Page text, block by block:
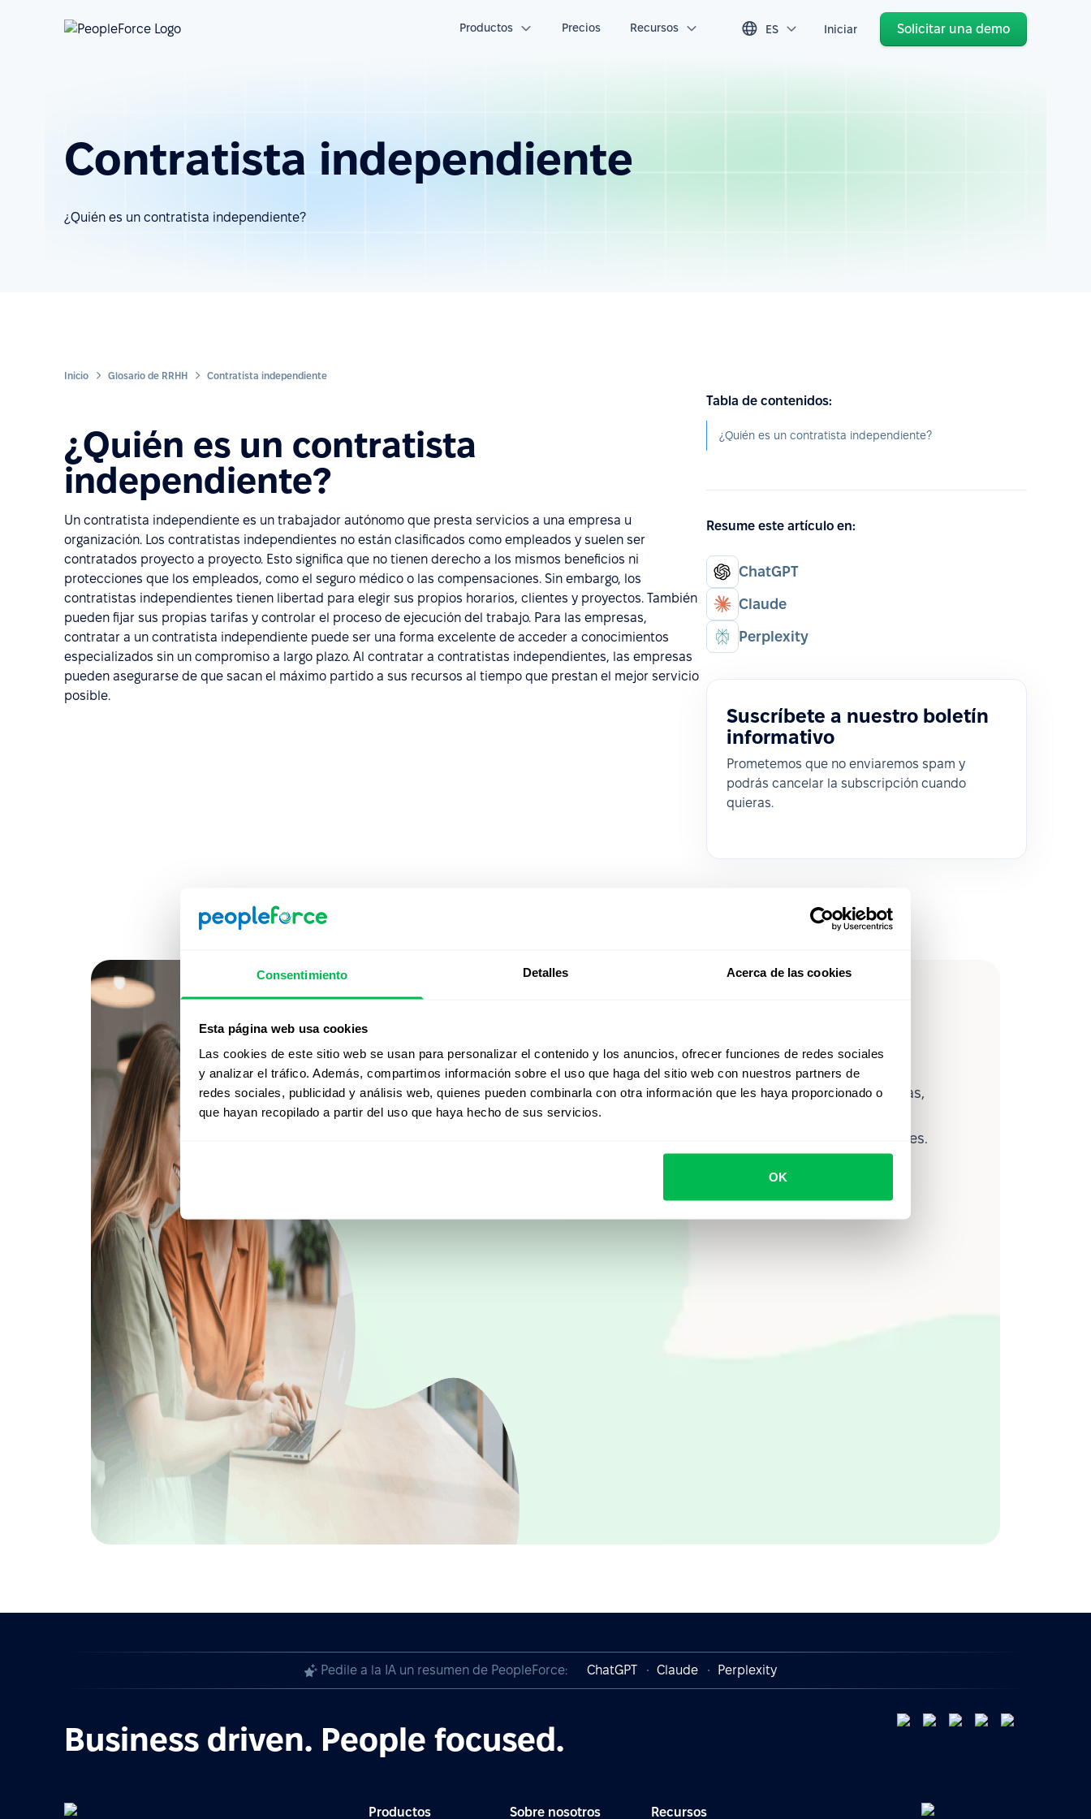
Consentimiento Detalles Acerca de las cookies
Esta página web usa cookies
Las cookies de este sitio web se usan para personalizar el contenido y los anuncios, ofrecer funciones de redes sociales
y analizar el tráfico. Además, compartimos información sobre el uso que haga del sitio web con nuestros partners de
redes sociales, publicidad y análisis web, quienes pueden combinarla con otra información que les haya proporcionado o
que hayan recopilado a partir del uso que haya hecho de sus servicios.
OK
Productos Precios Recursos ES Iniciar Solicitar una demo
Contratista independiente
¿Quién es un contratista independiente?
Inicio Glosario de RRHH Contratista independiente
¿Quién es un contratista
independiente?
Un contratista independiente es un trabajador autónomo que presta servicios a una empresa u
organización. Los contratistas independientes no están clasificados como empleados y suelen ser
contratados proyecto a proyecto. Esto significa que no tienen derecho a los mismos beneficios ni
protecciones que los empleados, como el seguro médico o las compensaciones. Sin embargo, los
contratistas independientes tienen libertad para elegir sus propios horarios, clientes y proyectos. También
pueden fijar sus propias tarifas y controlar el proceso de ejecución del trabajo. Para las empresas,
contratar a un contratista independiente puede ser una forma excelente de acceder a conocimientos
especializados sin un compromiso a largo plazo. Al contratar a contratistas independientes, las empresas
pueden asegurarse de que sacan el máximo partido a sus recursos al tiempo que prestan el mejor servicio
posible.
Tabla de contenidos:
¿Quién es un contratista independiente?
Resume este artículo en:
ChatGPT
Claude
Perplexity
Suscríbete a nuestro boletín
informativo
Prometemos que no enviaremos spam y
podrás cancelar la subscripción cuando
quieras.
acción
Desde Core HR hasta analítica avanzada de personas,
descubrí cómo PeopleForce ayuda a los equipos a
automatizar procesos y ahorrar hasta 80 horas al mes.
Ver demo en vivo
Pedile a la IA un resumen de PeopleForce: ChatGPT Claude Perplexity
Business driven. People focused.
Productos Sobre nosotros Recursos